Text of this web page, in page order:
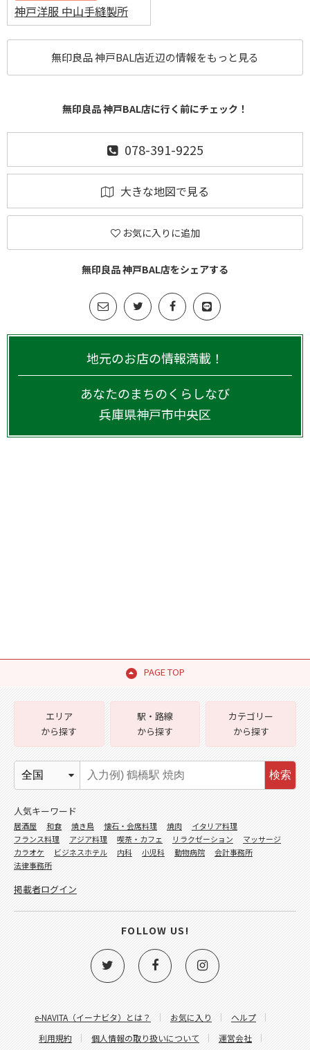
神戸洋服 中山手縫製所
無印良品 神戸BAL店近辺の情報をもっと見る
無印良品 神戸BAL店に行く前にチェック！
078-391-9225
大きな地図で見る
お気に入りに追加
無印良品 神戸BAL店をシェアする
地元のお店の情報満載！
あなたのまちのくらしなび
兵庫県神戸市中央区
PAGE TOP
e-NAVITA（イーナビタ）とは？ お気に入り
ヘルプ
利用規約
個人情報の取り扱いについて 運営会社
エリア
から探す
駅・路線
から探す
カテゴリー
から探す
検索
人気キーワード
居酒屋 和食 焼き鳥 懐石・会席料理 焼肉
イタリア料理
フランス料理
アジア料理 喫茶・カフェ リラクゼーション
マッサージ
カラオケ
ビジネスホテル 内科 小児科 動物病院
会計事務所
法律事務所
掲載者ログイン
FOLLOW US!